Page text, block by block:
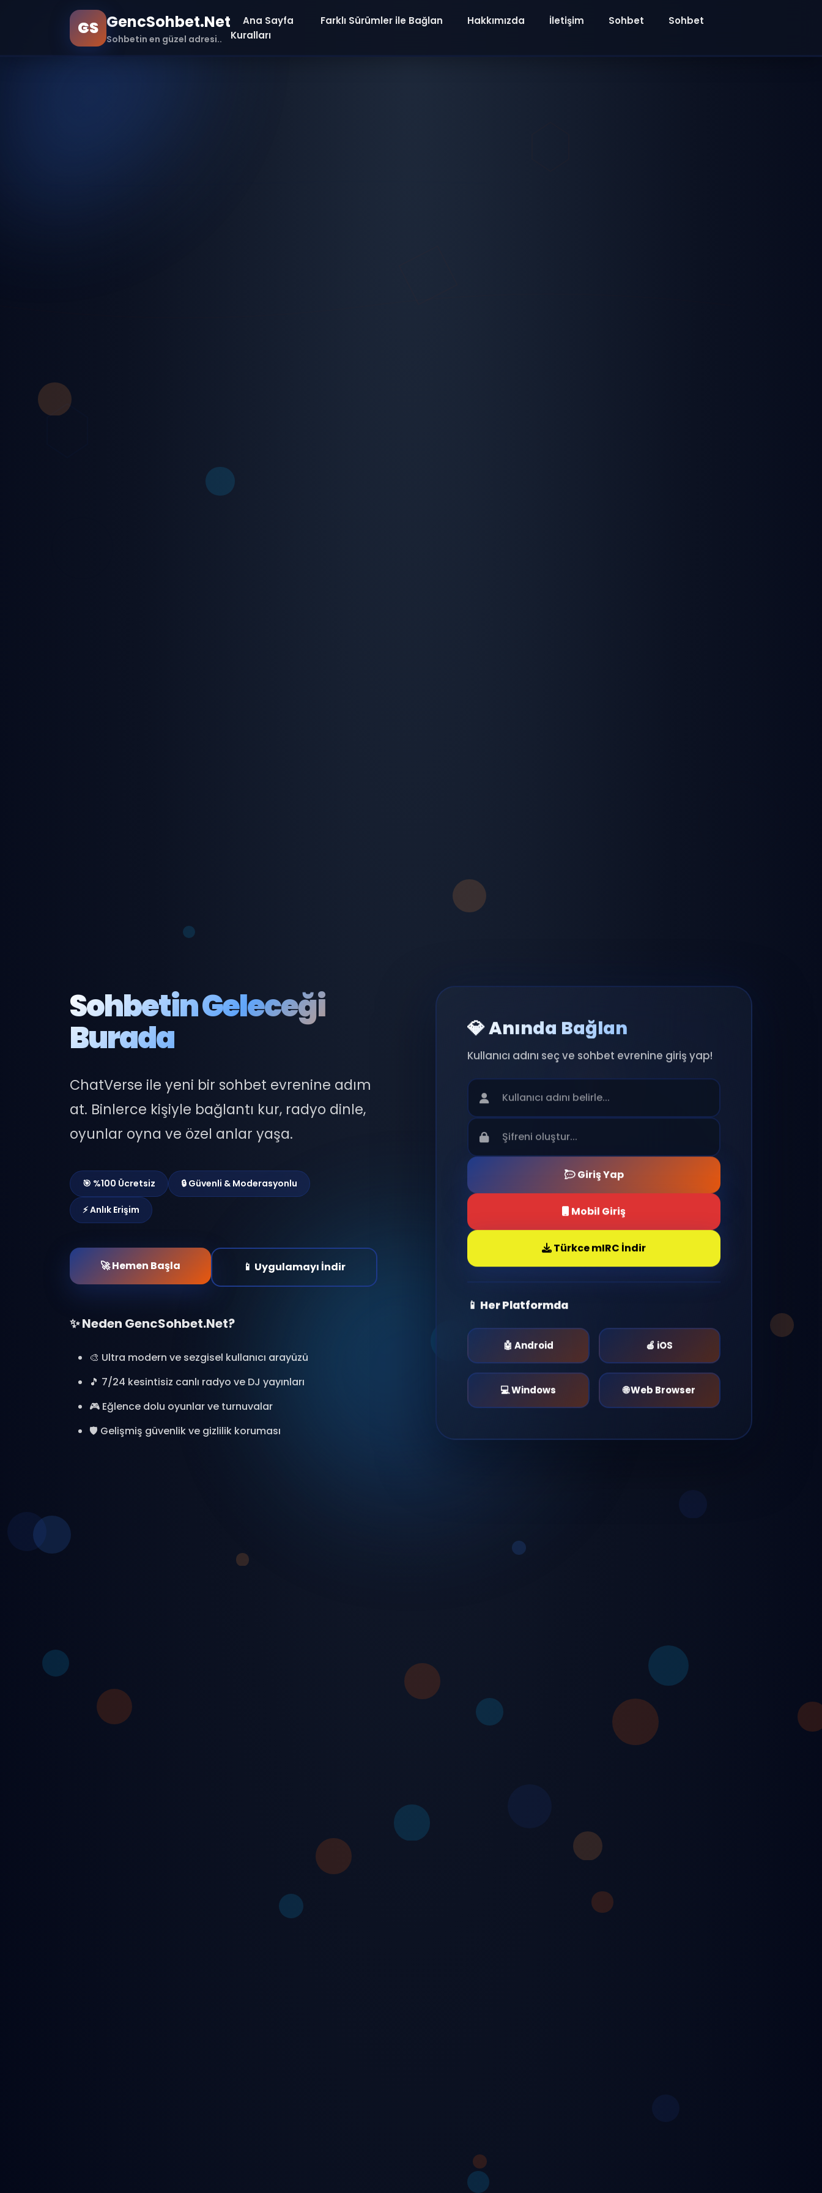
GS GencSohbet.Net
Sohbetin en güzel adresi..
Ana Sayfa Farklı Sürümler ile Bağlan Hakkımızda İletişim Sohbet
Sohbet
Kuralları
Sohbetin Geleceği
Burada
ChatVerse ile yeni bir sohbet evrenine adım
at. Binlerce kişiyle bağlantı kur, radyo dinle,
oyunlar oyna ve özel anlar yaşa.
🎯 %100 Ücretsiz 🔒 Güvenli & Moderasyonlu
⚡ Anlık Erişim
🚀 Hemen Başla 📱 Uygulamayı İndir
✨ Neden GencSohbet.Net?
🎨 Ultra modern ve sezgisel kullanıcı arayüzü
🎵 7/24 kesintisiz canlı radyo ve DJ yayınları
🎮 Eğlence dolu oyunlar ve turnuvalar
🛡️ Gelişmiş güvenlik ve gizlilik koruması
💎 Anında Bağlan
Kullanıcı adını seç ve sohbet evrenine giriş yap!
Giriş Yap
Mobil Giriş
📱 Her Platformda
🤖 Android